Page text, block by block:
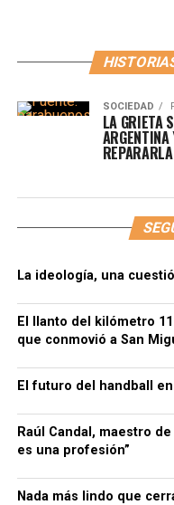
SOCIEDAD
LA GRIETA
ARGENTINA
REPARARLA
La ideología, una
El llanto del kilómetro
que conmovió a San
El futuro del handball
Raúl Candal, maestro
es una profesión”
Nada más lindo que